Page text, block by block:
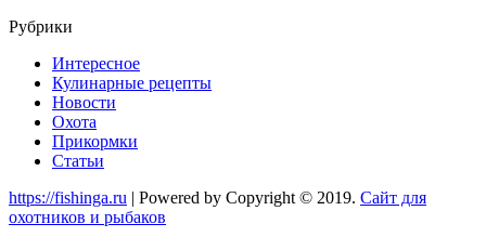
Рубрики
Интересное
Кулинарные рецепты
Новости
Охота
Прикормки
Статьи
https://fishinga.ru | Powered by Copyright © 2019. Сайт для
охотников и рыбаков